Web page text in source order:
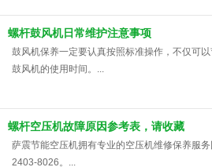
螺杆鼓风机日常维护注意事项
鼓风机保养一定要认真按照标准操作，不仅可
鼓风机的使用时间。...
螺杆空压机故障原因参考表，请收藏
萨震节能空压机拥有专业的空压机维修保养服
2403-8026。...